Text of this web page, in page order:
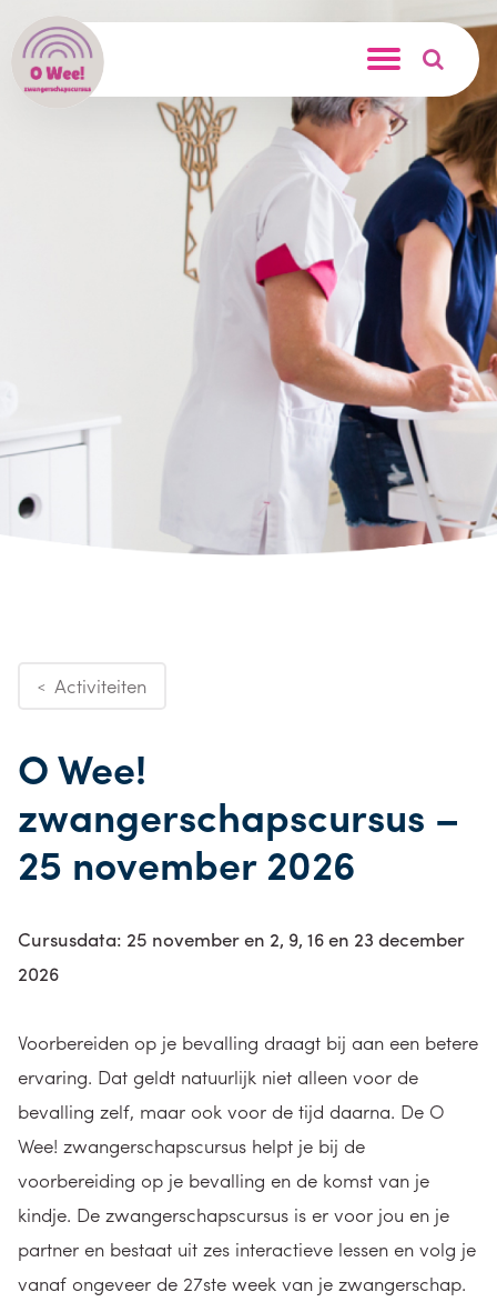
< Activiteiten
O Wee!
zwangerschapscursus –
25 november 2026
Cursusdata: 25 november en 2, 9, 16 en 23 december
2026
Voorbereiden op je bevalling draagt bij aan een betere
ervaring. Dat geldt natuurlijk niet alleen voor de
bevalling zelf, maar ook voor de tijd daarna. De O
Wee! zwangerschapscursus helpt je bij de
voorbereiding op je bevalling en de komst van je
kindje. De zwangerschapscursus is er voor jou en je
partner en bestaat uit zes interactieve lessen en volg je
vanaf ongeveer de 27ste week van je zwangerschap.